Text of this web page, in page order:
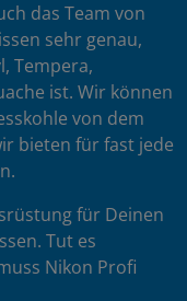
das Team von
sehr genau,
Tempera,
ist. Wir können
von dem
bieten für fast jede
für Deinen
Tut es
Nikon Profi